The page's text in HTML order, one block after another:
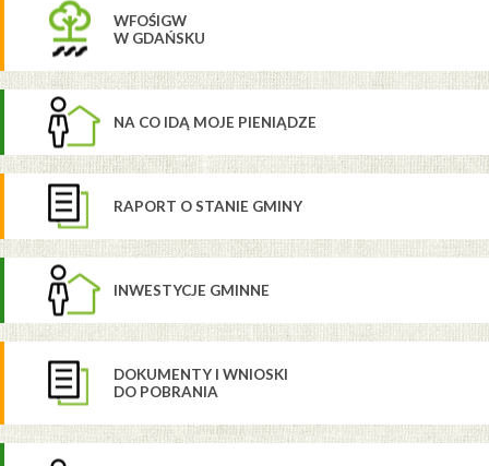
WFOŚIGW
W GDAŃSKU
NA CO IDĄ MOJE PIENIĄDZE
RAPORT O STANIE GMINY
INWESTYCJE GMINNE
DOKUMENTY I WNIOSKI
DO POBRANIA